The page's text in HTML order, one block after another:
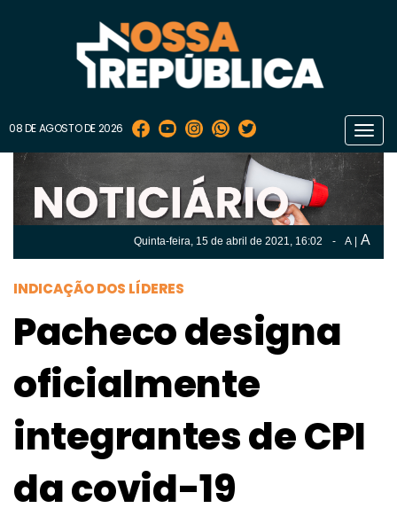
08 DE AGOSTO DE 2026
Quinta-feira, 15 de abril de 2021, 16:02 - A A
INDICAÇÃO DOS LÍDERES
Pacheco designa
oficialmente
integrantes de CPI
da covid-19